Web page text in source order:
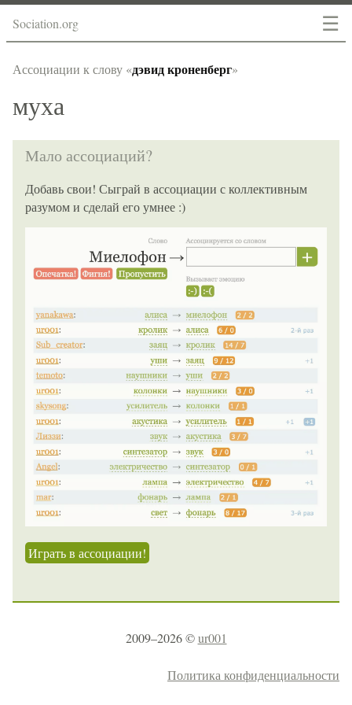
☰
Sociation.org
Ассоциации к слову «дэвид кроненберг»
муха
Мало ассоциаций?
Добавь свои! Сыграй в ассоциации с коллективным
разумом и сделай его умнее :)
Играть в ассоциации!
2009–2026 ©ur001
Политика конфиденциальности